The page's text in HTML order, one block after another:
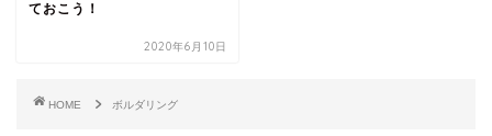
ておこう！
2020年6月10日
HOME ボルダリング